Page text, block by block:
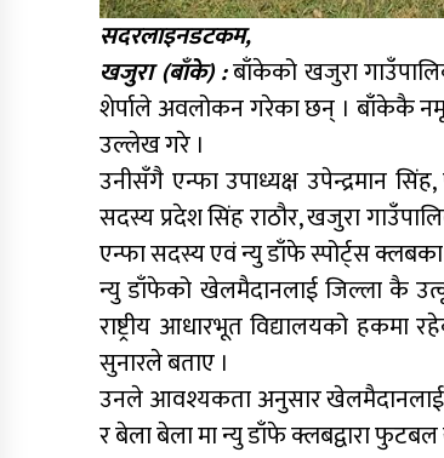
सदरलाइनडटकम,
खजुरा (बाँके) :बाँकेको खजुरा
शेर्पाले अवलोकन गरेका छन् । बाँकेकै
उल्लेख गरे ।
उनीसँगै एन्फा उपाध्यक्ष उपेन्द्रमान
सदस्य प्रदेश सिंह राठौर, खजुरा
एन्फा सदस्य एवं न्यु डाँफे स्पोर्ट्स क्लबका
न्यु डाँफेको खेलमैदानलाई जिल्ला कै
राष्ट्रीय आधारभूत विद्यालयको हकमा
सुनारले बताए ।
उनले आवश्यकता अनुसार
र बेला बेला मा न्यु डाँफे क्लबद्वारा